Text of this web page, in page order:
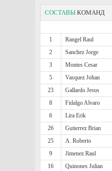
СОСТАВЫ КОМАНД
1
Rangel Raul
2
Sanchez Jorge
3
Montes Cesar
5
Vasquez Johan
23
Gallardo Jesus
8
Fidalgo Alvaro
6
Lira Erik
26
Gutierrez Brian
25
A. Roberto
9
Jimenez Raul
16
Quinones Julian